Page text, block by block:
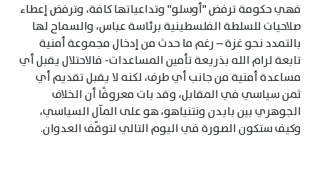
فهي حكومة ترفض "أوسلو" وتداعياتها كافة، وترفض إعطاء
صلاحيات للسلطة الفلسطينية برئاسة عباس، والسماح لها
بالتمدد نحو غزة – رغم ما حدث من إدخال مجموعة أمنية
تابعة لرام الله بذريعة تأمين المساعدات- فالاحتلال يقبل أي
مساعدة أمنية من جانب أي طرف، لكنه لا يقبل تقديم أي
ثمن سياسي في المقابل، وقد بات معروفًا أن الخلاف
الجوهري بين بايدن ونتنياهو، هو على المآل السياسي،
وكيف ستكون الصورة في اليوم التالي لتوقّف العدوان.